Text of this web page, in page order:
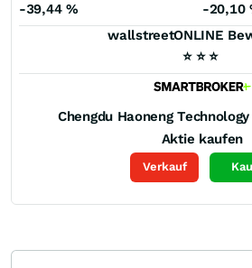
-39,44 % -20,10
wallstreetONLINE
⭐ ⭐ ⭐
Aktie kaufen
Verkauf